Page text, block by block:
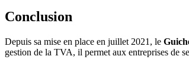
Conclusion
Depuis sa mise en place en juillet 2021, le
gestion de la TVA, il permet aux entreprises de